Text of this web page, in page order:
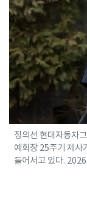
정의선 현대자동차
예회장 25주기 제사
들어서고 있다.